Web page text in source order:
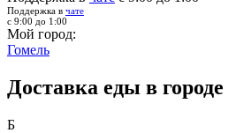
Поддержка в чате
с 9:00 до 1:00
Мой город:
Гомель
Доставка еды в городе
Б